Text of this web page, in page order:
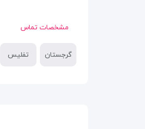
مشخصات تماس
گرجستان تفلیس